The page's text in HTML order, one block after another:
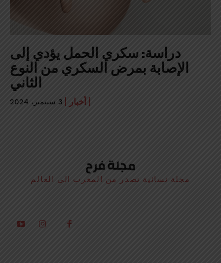
دراسة: سكري الحمل يؤدي إلى
الإصابة بمرض السكري من النوع
الثاني
أخبار 3 سبتمبر، 2024
مجلة نسائية تصدر من المغرب الى العالم